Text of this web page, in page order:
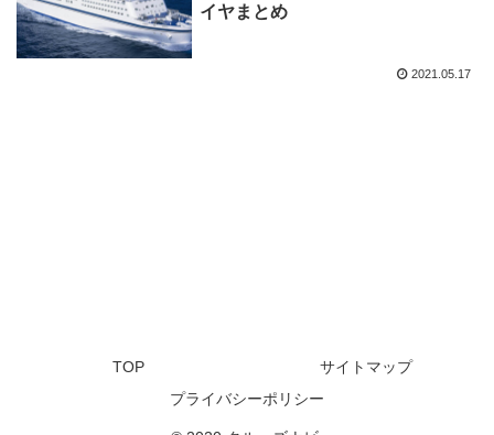
イヤまとめ
2021.05.17
TOP
サイトマップ
プライバシーポリシー